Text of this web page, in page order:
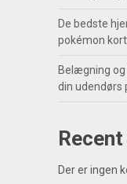
De bedste
pokémon
Belægning
din udendørs
Der er ingen